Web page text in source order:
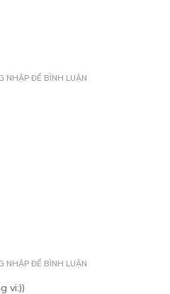
NHẬP ĐỂ BÌNH LUẬN
vi:))
NHẬP ĐỂ BÌNH LUẬN